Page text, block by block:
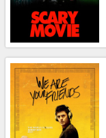
Uzkodas
B2B
Kino
Klubs